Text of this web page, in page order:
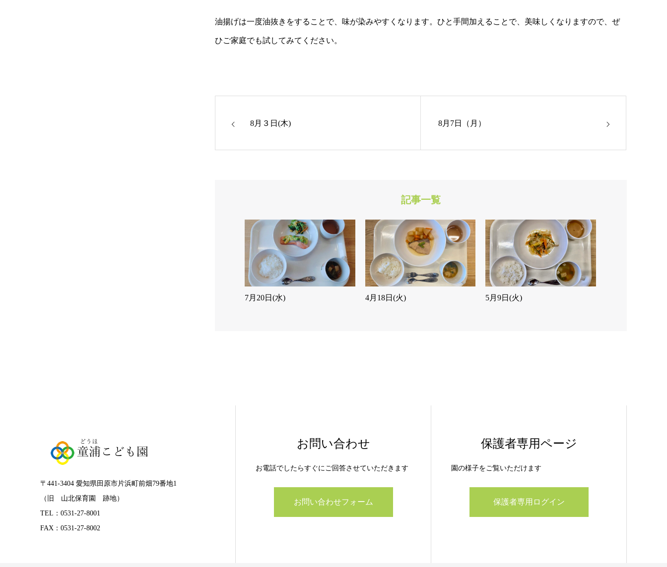
油揚げは一度油抜きをすることで、味が染みやすくなります。ひと手間加えることで、美味しくなりますので、ぜ
ひご家庭でも試してみてください。
8月３日(木) 8月7日（月）
記事一覧
7月20日(水) 4月18日(火) 5月9日(火)
〒441-3404 愛知県田原市片浜町前畑79番地1
（旧 山北保育園 跡地）
TEL：0531-27-8001
FAX：0531-27-8002
お問い合わせ
お電話でしたらすぐにご回答させていただきます
お問い合わせフォーム
保護者専用ページ
園の様子をご覧いただけます
保護者専用ログイン